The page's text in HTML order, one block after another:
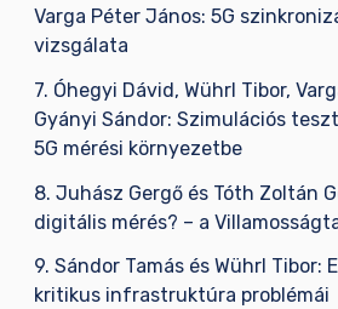
Varga Péter János: 5G
vizsgálata
7. Óhegyi Dávid, Wührl Tibor,
Gyányi Sándor: Szimulációs
5G mérési környezetbe
8. Juhász Gergő és Tóth Zoltán
digitális mérés? – a
9. Sándor Tamás és Wührl Tibor:
kritikus infrastruktúra problémái